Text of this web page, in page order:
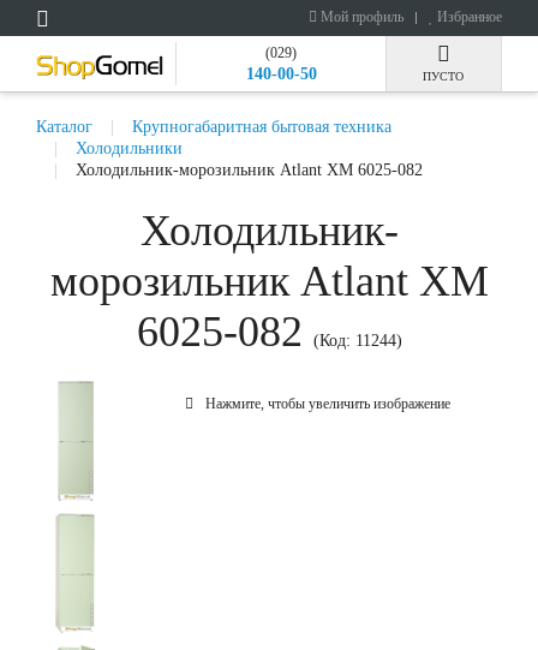
Мой профиль Избранное
(029)
140-00-50 ПУСТО
Каталог
Крупногабаритная бытовая техника
Холодильники
Холодильник-морозильник Atlant ХМ 6025-082
Холодильник-
морозильник Atlant ХМ
6025-082
(Код: 11244)
Нажмите, чтобы увеличить изображение